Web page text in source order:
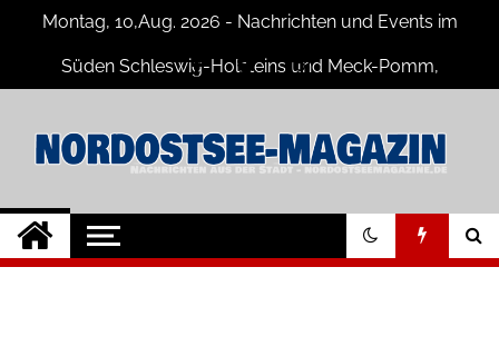
Montag, 10,Aug. 2026 - Nachrichten und Events im
Süden Schleswig-Holsteins und Meck-Pomm,
Nord-Ostsee-
Magazine Blog
Der Blog der Nord-Ostsee Magazine